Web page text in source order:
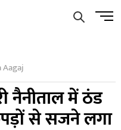
Menu
नैनीताल में ठंड
से सजने लगा